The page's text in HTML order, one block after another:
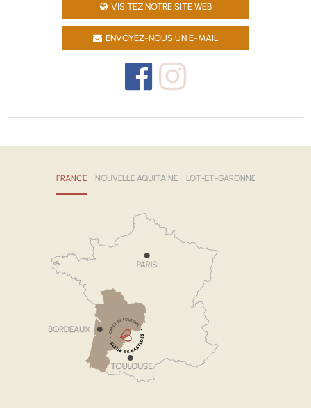
VISITEZ NOTRE SITE WEB
ENVOYEZ-NOUS UN E-MAIL
FRANCE NOUVELLE AQUITAINE LOT-ET-GARONNE